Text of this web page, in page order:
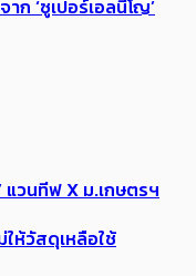
ก ‘ซูเปอร์เอลนีโญ’
แวนทีฟ X ม.เกษตรฯ
ห้วัสดุเหลือใช้